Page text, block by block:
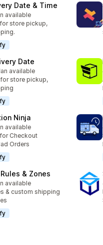
Date & Time
available
store pickup,
Date
available
store pickup,
Ninja
available
Checkout
Orders
& Zones
available
& custom shipping